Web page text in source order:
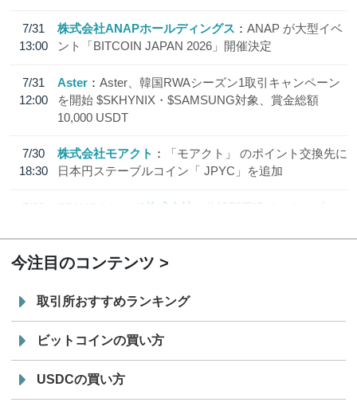
7/31
13:00
株式会社ANAPホールディングス
ANAP が大型イベ
ント「BITCOIN JAPAN 2026」開催決定
7/31
12:00
Aster
Aster、韓国RWAシーズン1取引キャンペーン
を開始 $SKHYNIX・$SAMSUNG対象、賞金総額
10,000 USDT
7/30
18:30
株式会社モアクト
「モアクト」 のポイント交換先に
日本円ステーブルコイン「 JPYC」を追加
7/29
SBI VCトレード株式会社
信託型円建てステーブル
今注目のコンテンツ
取引所おすすめランキング
ビットコインの買い方
USDCの買い方